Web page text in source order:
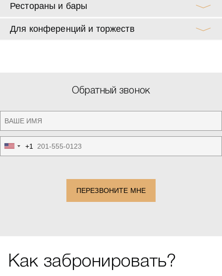
Рестораны и бары
Для конференций и торжеств
Обратный звонок
United
States
+1
ПЕРЕЗВОНИТЕ МНЕ
Как забронировать?